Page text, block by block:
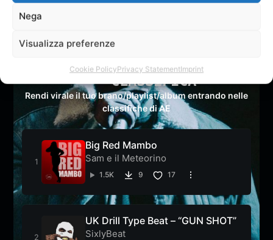
Nega
Visualizza preferenze
Cookie PolicyPrivacy StatementImprint
commento.
CLASSIFICA
Rendi virale il tuo brano/playlist/album entrando nelle
classifiche di AE
Big Red Mambo
Sam e il Meteorino
1.5K 9 17
UK Drill Type Beat – “GUN SHOT”
SixlyBeat